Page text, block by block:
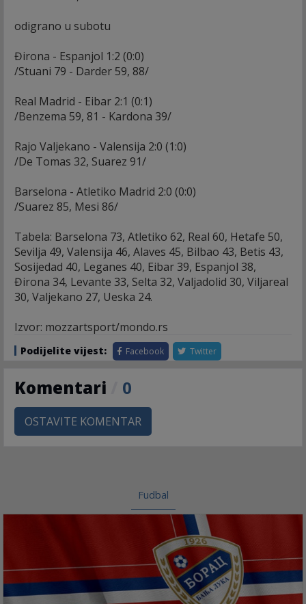
odigrano u subotu
Đirona - Espanjol 1:2 (0:0)
/Stuani 79 - Darder 59, 88/
Real Madrid - Eibar 2:1 (0:1)
/Benzema 59, 81 - Kardona 39/
Rajo Valjekano - Valensija 2:0 (1:0)
/De Tomas 32, Suarez 91/
Barselona - Atletiko Madrid 2:0 (0:0)
/Suarez 85, Mesi 86/
Tabela: Barselona 73, Atletiko 62, Real 60, Hetafe 50,
Sevilja 49, Valensija 46, Alaves 45, Bilbao 43, Betis 43,
Sosijedad 40, Leganes 40, Eibar 39, Espanjol 38,
Đirona 34, Levante 33, Selta 32, Valjadolid 30, Viljareal
30, Valjekano 27, Ueska 24.
Izvor: mozzartsport/mondo.rs
Podijelite vijest: Facebook Twitter
Komentari 0
OSTAVITE KOMENTAR
Fudbal